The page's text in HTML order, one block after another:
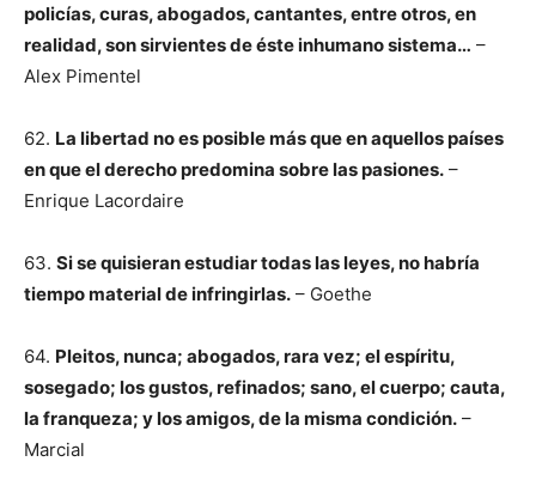
policías, curas, abogados, cantantes, entre otros, en
realidad, son sirvientes de éste inhumano sistema… –
Alex Pimentel
62. La libertad no es posible más que en aquellos países
en que el derecho predomina sobre las pasiones. –
Enrique Lacordaire
63. Si se quisieran estudiar todas las leyes, no habría
tiempo material de infringirlas. – Goethe
64. Pleitos, nunca; abogados, rara vez; el espíritu,
sosegado; los gustos, refinados; sano, el cuerpo; cauta,
la franqueza; y los amigos, de la misma condición. –
Marcial